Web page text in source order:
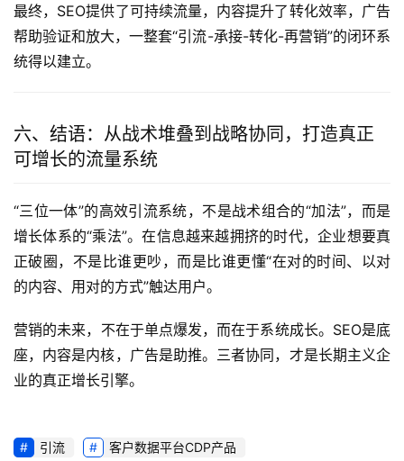
最终，SEO提供了可持续流量，内容提升了转化效率，广告
帮助验证和放大，一整套“引流-承接-转化-再营销”的闭环系
统得以建立。
六、结语：从战术堆叠到战略协同，打造真正
可增长的流量系统
“三位一体”的高效引流系统，不是战术组合的“加法”，而是
增长体系的“乘法”。在信息越来越拥挤的时代，企业想要真
正破圈，不是比谁更吵，而是比谁更懂“在对的时间、以对
的内容、用对的方式”触达用户。
营销的未来，不在于单点爆发，而在于系统成长。SEO是底
座，内容是内核，广告是助推。三者协同，才是长期主义企
业的真正增长引擎。
引流 客户数据平台CDP产品